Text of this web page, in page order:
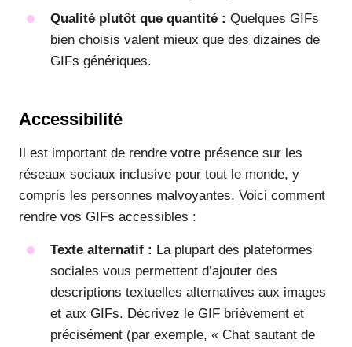
Qualité plutôt que quantité : Quelques GIFs
bien choisis valent mieux que des dizaines de
GIFs génériques.
Accessibilité
Il est important de rendre votre présence sur les
réseaux sociaux inclusive pour tout le monde, y
compris les personnes malvoyantes. Voici comment
rendre vos GIFs accessibles :
Texte alternatif : La plupart des plateformes
sociales vous permettent d’ajouter des
descriptions textuelles alternatives aux images
et aux GIFs. Décrivez le GIF brièvement et
précisément (par exemple, « Chat sautant de